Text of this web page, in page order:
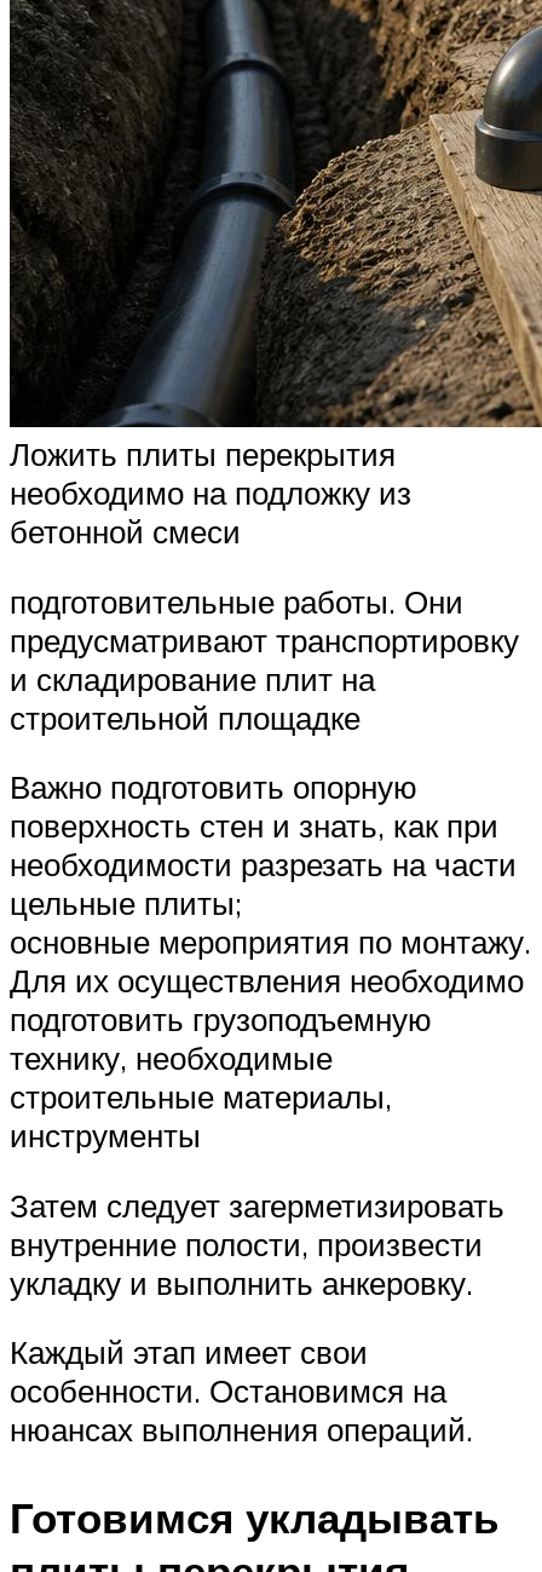
Ложить плиты перекрытия
необходимо на подложку из
бетонной смеси
подготовительные работы. Они
предусматривают транспортировку
и складирование плит на
строительной площадке
Важно подготовить опорную
поверхность стен и знать, как при
необходимости разрезать на части
цельные плиты;
основные мероприятия по монтажу.
Для их осуществления необходимо
подготовить грузоподъемную
технику, необходимые
строительные материалы,
инструменты
Затем следует загерметизировать
внутренние полости, произвести
укладку и выполнить анкеровку.
Каждый этап имеет свои
особенности. Остановимся на
нюансах выполнения операций.
Готовимся укладывать